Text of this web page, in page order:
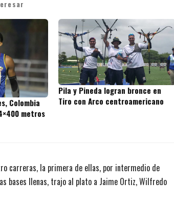
Colombia
metros
Pila y Pineda logran bronce en
Tiro con Arco centroamericano
carreras, la primera de ellas, por intermedio de
bases llenas, trajo al plato a Jaime Ortiz, Wilfredo